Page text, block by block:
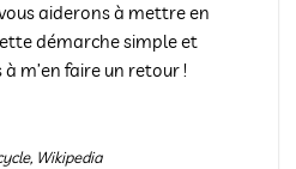
aiderons à mettre en
démarche simple et
à m’en faire un retour !
Wikipedia